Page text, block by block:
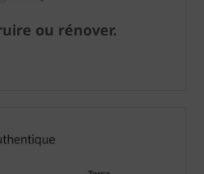
ou rénover.